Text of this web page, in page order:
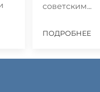
советским...
ПОДРОБНЕЕ